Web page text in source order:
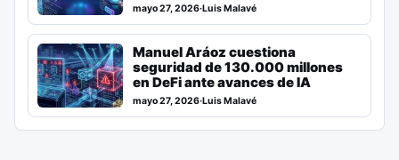
mayo 27, 2026·Luis Malavé
Manuel Aráoz cuestiona
seguridad de 130.000 millones
en DeFi ante avances de IA
mayo 27, 2026·Luis Malavé